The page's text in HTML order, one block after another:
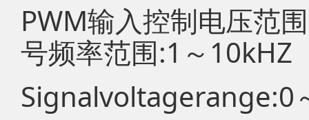
PWM输入控制电压范
号频率范围:1～10kHZ
Signalvoltagerange:0